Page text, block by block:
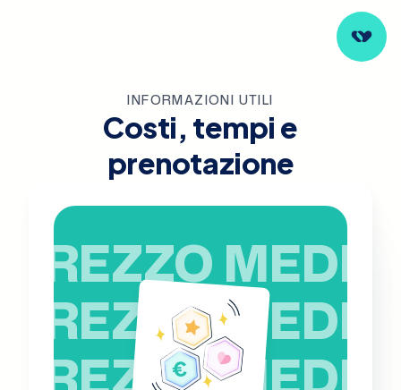
INFORMAZIONI UTILI
Costi, tempi e
prenotazione
PREZZO MEDIO
PREZZO MEDIO